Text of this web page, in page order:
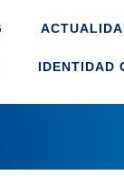
IDENTIDAD